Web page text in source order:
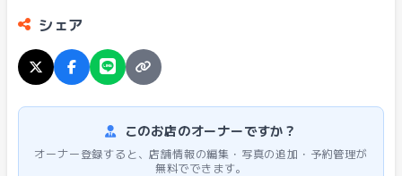
シェア
このお店のオーナーですか？
オーナー登録すると、店舗情報の編集・写真の追加・予約管理が
無料でできます。